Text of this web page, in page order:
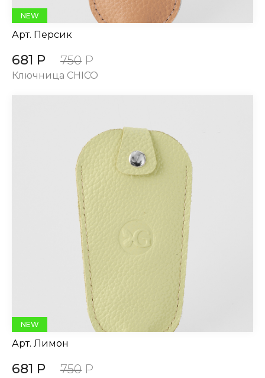
NEW
Арт. Персик
681 Р 750 Р
Ключница CHICO
NEW
Арт. Лимон
681 Р 750 Р